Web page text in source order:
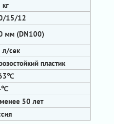
15/12
мм (DN100)
л/сек
пластик
50 лет